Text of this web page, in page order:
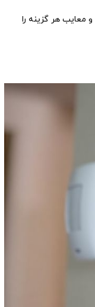
معایب هر گزینه را